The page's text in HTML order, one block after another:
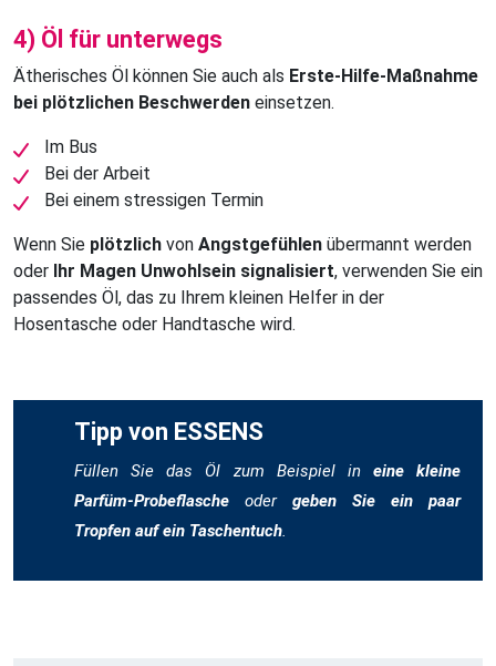
4) Öl für unterwegs
Ätherisches Öl können Sie auch als Erste-Hilfe-Maßnahme
bei plötzlichen Beschwerden einsetzen.
Im Bus
Bei der Arbeit
Bei einem stressigen Termin
Wenn Sie plötzlich von Angstgefühlen übermannt werden
oder Ihr Magen Unwohlsein signalisiert, verwenden Sie ein
passendes Öl, das zu Ihrem kleinen Helfer in der
Hosentasche oder Handtasche wird.
Tipp von ESSENS
Füllen Sie das Öl zum Beispiel in eine kleine
Parfüm-Probeflasche oder geben Sie ein paar
Tropfen auf ein Taschentuch.